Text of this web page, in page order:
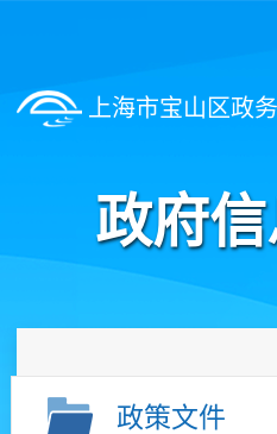
上海市宝山区政
政府
政策文件